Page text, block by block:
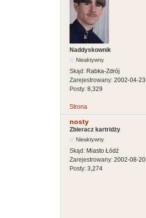
Naddyskownik
Nieaktywny
Skąd: Rabka-Zdrój
Zarejestrowany: 2002-04-23
Posty: 8,329
Strona
nosty
Zbieracz kartridży
Nieaktywny
Skąd: Miasto Łódź
Zarejestrowany: 2002-08-20
Posty: 3,274